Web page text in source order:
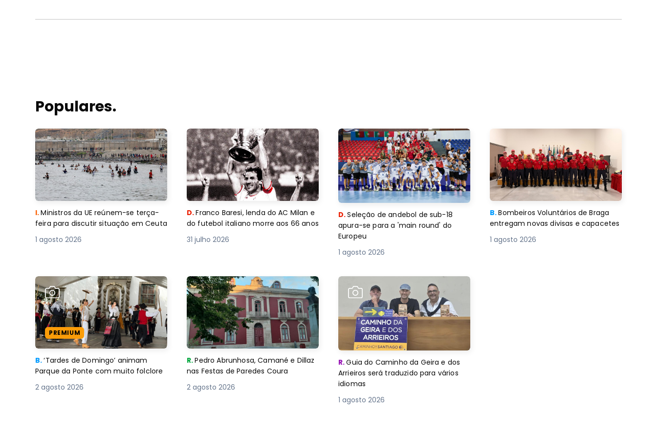
Populares.
I.Ministros da UE reúnem-se terça-
feira para discutir situação em Ceuta
1 agosto 2026
D.Franco Baresi, lenda do AC Milan e
do futebol italiano morre aos 66 anos
31 julho 2026
D.Seleção de andebol de sub-18
apura-se para a 'main round' do
Europeu
1 agosto 2026
B.Bombeiros Voluntários de Braga
entregam novas divisas e capacetes
1 agosto 2026
PREMIUM
B.‘Tardes de Domingo’ animam
Parque da Ponte com muito folclore
2 agosto 2026
R.Pedro Abrunhosa, Camané e Dillaz
nas Festas de Paredes Coura
2 agosto 2026
R.Guia do Caminho da Geira e dos
Arrieiros será traduzido para vários
idiomas
1 agosto 2026